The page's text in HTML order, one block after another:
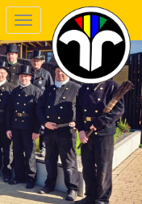
Toggle
navigation